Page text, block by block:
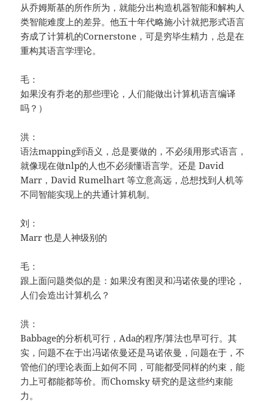
从乔姆斯基的所作所为，就能分出构造机器智能和解构人
类智能难度上的差异。他五十年代略施小计就把形式语言
夯成了计算机的Cornerstone，可是穷毕生精力，总是在
重构其语言学理论。
毛：
如果没有乔老的那些理论，人们能做出计算机语言编译
吗？）
洪：
语法mapping到语义，总是要做的，不必须用形式语言，
就像现在做nlp的人也不必须懂语言学。还是 David
Marr，David Rumelhart 等立意高远，总想找到人机等
不同智能实现上的共通计算机制。
刘：
Marr 也是人神级别的
毛：
跟上面问题类似的是：如果没有图灵和冯诺依曼的理论，
人们会造出计算机么？
洪：
Babbage的分析机可行，Ada的程序/算法也早可行。其
实，问题不在于出冯诺依曼还是马诺依曼，问题在于，不
管他们的理论表面上如何不同，可能都受同样的约束，能
力上可都能都等价。而Chomsky 研究的是这些约束能
力。